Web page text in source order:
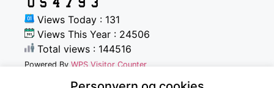
Views Today : 131
Views This Year : 24506
Total views : 144516
Powered By WPS Visitor Counter